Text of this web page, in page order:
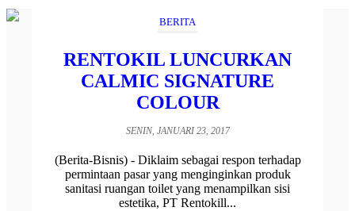
BERITA
RENTOKIL LUNCURKAN
CALMIC SIGNATURE
COLOUR
SENIN, JANUARI 23, 2017
(Berita-Bisnis) - Diklaim sebagai respon terhadap
permintaan pasar yang menginginkan produk
sanitasi ruangan toilet yang menampilkan sisi
estetika, PT Rentokill...